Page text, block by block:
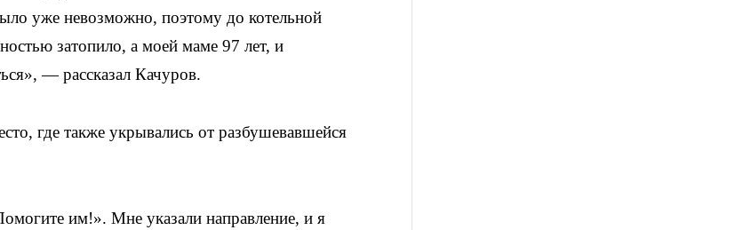
уже невозможно, поэтому до котельной
затопило, а моей маме 97 лет, и
— рассказал Качуров.
где также укрывались от разбушевавшейся
им!». Мне указали направление, и я